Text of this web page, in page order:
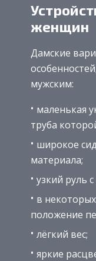
женщин
Дамские
мужским:
маленькая
труба
широкое
материала;
узкий руль
в
положение
лёгкий вес;
яркие